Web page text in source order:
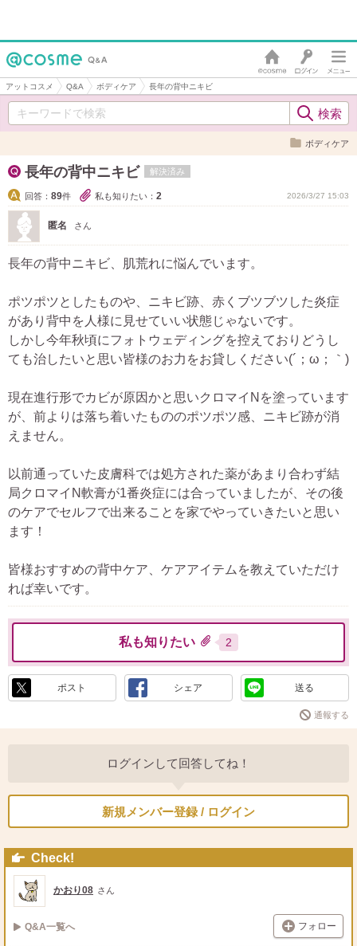
アットコスメ Q&A ボディケア 長年の背中ニキビ
ボディケア
長年の背中ニキビ 解決済み
回答： 89件 私も知りたい： 2 2026/3/27 15:03
匿名 さん
長年の背中ニキビ、肌荒れに悩んでいます。
ポツポツとしたものや、ニキビ跡、赤くブツブツした炎症
があり背中を人様に見せていい状態じゃないです。
しかし今年秋頃にフォトウェディングを控えておりどうし
ても治したいと思い皆様のお力をお貸しください(´；ω；｀)
現在進行形でカビが原因かと思いクロマイNを塗っています
が、前よりは落ち着いたもののポツポツ感、ニキビ跡が消
えません。
以前通っていた皮膚科では処方された薬があまり合わず結
局クロマイN軟膏が1番炎症には合っていましたが、その後
のケアでセルフで出来ることを家でやっていきたいと思い
ます！
皆様おすすめの背中ケア、ケアアイテムを教えていただけ
れば幸いです。
私も知りたい 2
ポスト シェア 送る
通報する
ログインして回答してね！
新規メンバー登録 / ログイン
Check!
かおり08 さん
Q&A一覧へ フォロー